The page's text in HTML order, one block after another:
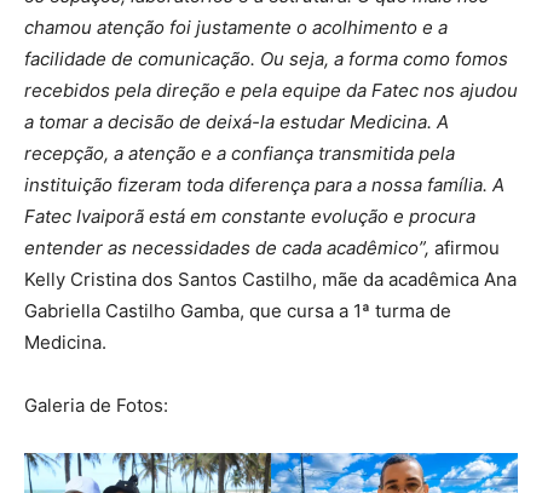
chamou atenção foi justamente o acolhimento e a
facilidade de comunicação. Ou seja, a forma como fomos
recebidos pela direção e pela equipe da Fatec nos ajudou
a tomar a decisão de deixá-la estudar Medicina. A
recepção, a atenção e a confiança transmitida pela
instituição fizeram toda diferença para a nossa família. A
Fatec Ivaiporã está em constante evolução e procura
entender as necessidades de cada acadêmico”, afirmou
Kelly Cristina dos Santos Castilho, mãe da acadêmica Ana
Gabriella Castilho Gamba, que cursa a 1ª turma de
Medicina.
Galeria de Fotos: